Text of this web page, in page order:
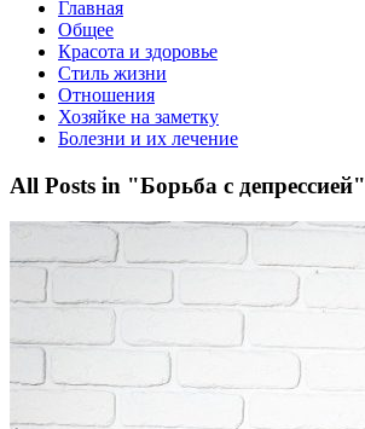
Главная
Общее
Красота и здоровье
Стиль жизни
Отношения
Хозяйке на заметку
Болезни и их лечение
All Posts in "Борьба с депрессией"